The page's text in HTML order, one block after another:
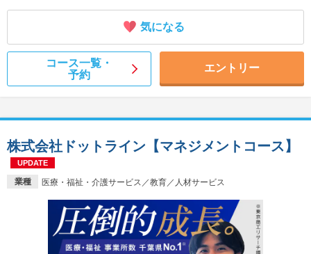
気になる
コース一覧・
予約
エントリー
業種 医療・福祉・介護サービス／教育／人材サービス
株式会社ドットライン【マネジメントコース】
UPDATE